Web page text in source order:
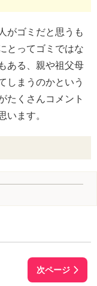
がゴミだと思うも
とってゴミではな
ある、親や祖父母
しまうのかという
くさんコメント
います。